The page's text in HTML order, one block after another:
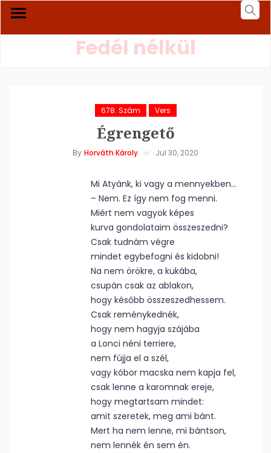
Fedél nélkül
678. Szám Vers
Égrengető
By Horváth Károly Jul 30, 2020
Mi Atyánk, ki vagy a mennyekben…
– Nem. Ez így nem fog menni.
Miért nem vagyok képes
kurva gondolataim összeszedni?
Csak tudnám végre
mindet egybefogni és kidobni!
Na nem örökre, a kukába,
csupán csak az ablakon,
hogy később összeszedhessem.
Csak reménykednék,
hogy nem hagyja szájába
a Lonci néni terriere,
nem fújja el a szél,
vagy kóbor macska nem kapja fel,
csak lenne a karomnak ereje,
hogy megtartsam mindet:
amit szeretek, meg ami bánt.
Mert ha nem lenne, mi bántson,
nem lennék én sem én.